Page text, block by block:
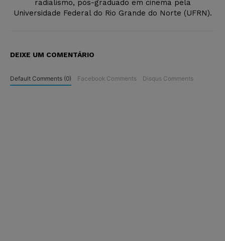
radialismo, pós-graduado em cinema pela
Universidade Federal do Rio Grande do Norte (UFRN).
DEIXE UM COMENTÁRIO
Default Comments (0) Facebook Comments Disqus Comments